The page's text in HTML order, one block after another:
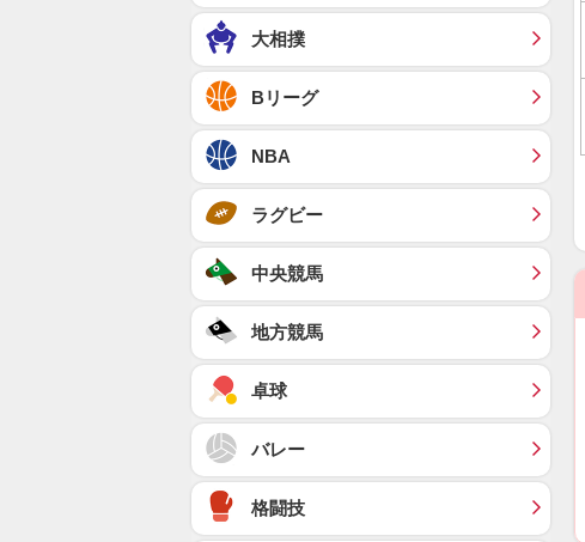
大相撲
Bリーグ
NBA
ラグビー
中央競馬
地方競馬
卓球
バレー
格闘技